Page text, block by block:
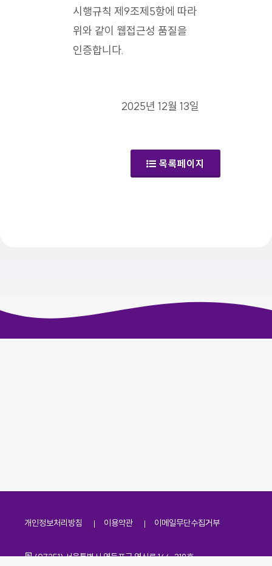
시행규칙 제9조제5항에 따라
위와 같이 웹접근성 품질을
인증합니다.
2025년 12월 13일
목록페이지
개인정보처리방침 이용약관 이메일무단수집거부
주소
(07251) 서울특별시 영등포구 영신로 166, 319호